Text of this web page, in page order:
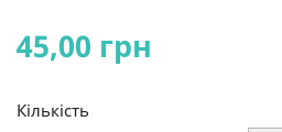
45,00 грн
Кількість